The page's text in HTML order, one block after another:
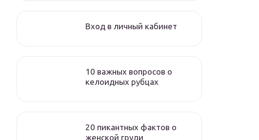
Вход в личный кабинет
10 важных вопросов о
келоидных рубцах
20 пикантных фактов о
женской груди